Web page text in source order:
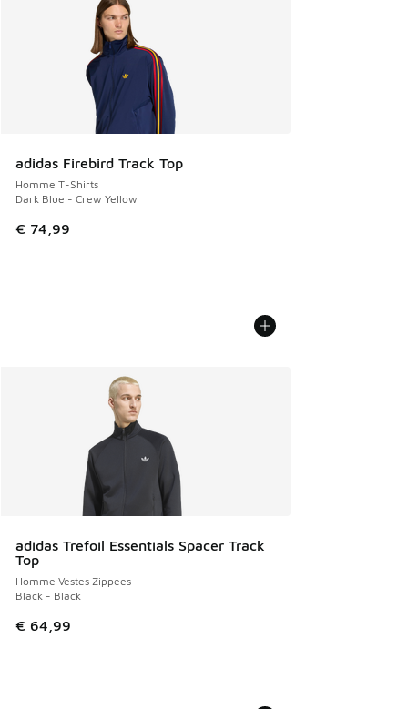
adidas Firebird Track Top
Homme T-Shirts
Dark Blue - Crew Yellow
€ 74,99
adidas Trefoil Essentials Spacer Track
Top
Homme Vestes Zippees
Black - Black
€ 64,99